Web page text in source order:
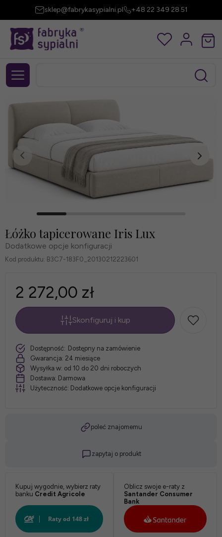
sklep@fabrykasypialni.pl +48 22 349 28 51
Łóżko tapicerowane Iris Lux
Dodatkowe opcje konfiguracji
Kod produktu: B3C7-183F0_20130212223601
2 272,00 zł
*
Obicie:
*
szt.
Skonfiguruj i kup
Dostępność: Dostępny na zamówienie
Gwarancja: 24 miesiące
Wysyłka w: od 10 do 20 dni roboczych
Dostawa: Darmowa
Użyteczność: Dodatkowe opcje konfiguracji
poleć znajomemu
zapytaj o produkt
Kupuj wygodnie, wybierz raty
banku Credit Agricole
Oblicz swoje e-raty z
Santander Consumer
Bank